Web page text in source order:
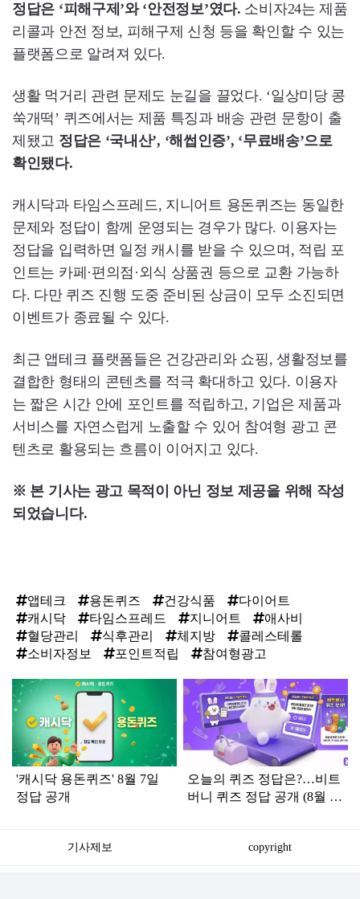
정답은 ‘피해구제’와 ‘안전정보’였다. 소비자24는 제품
리콜과 안전 정보, 피해구제 신청 등을 확인할 수 있는
플랫폼으로 알려져 있다.
생활 먹거리 관련 문제도 눈길을 끌었다. ‘일상미당 콩
쑥개떡’ 퀴즈에서는 제품 특징과 배송 관련 문항이 출
제됐고 정답은 ‘국내산’, ‘해썹인증’, ‘무료배송’으로
확인됐다.
캐시닥과 타임스프레드, 지니어트 용돈퀴즈는 동일한
문제와 정답이 함께 운영되는 경우가 많다. 이용자는
정답을 입력하면 일정 캐시를 받을 수 있으며, 적립 포
인트는 카페·편의점·외식 상품권 등으로 교환 가능하
다. 다만 퀴즈 진행 도중 준비된 상금이 모두 소진되면
이벤트가 종료될 수 있다.
최근 앱테크 플랫폼들은 건강관리와 쇼핑, 생활정보를
결합한 형태의 콘텐츠를 적극 확대하고 있다. 이용자
는 짧은 시간 안에 포인트를 적립하고, 기업은 제품과
서비스를 자연스럽게 노출할 수 있어 참여형 광고 콘
텐츠로 활용되는 흐름이 이어지고 있다.
※ 본 기사는 광고 목적이 아닌 정보 제공을 위해 작성
되었습니다.
앱테크 용돈퀴즈 건강식품
다이어트
캐시닥
타임스프레드 지니어트
애사비
혈당관리
식후관리 체지방
콜레스테롤
소비자정보
포인트적립 참여형광고
탑
라
인
'캐시닥 용돈퀴즈' 8월 7일
정답 공개
오늘의 퀴즈 정답은?…비트
버니 퀴즈 정답 공개 (8월 7
기사제보 copyright